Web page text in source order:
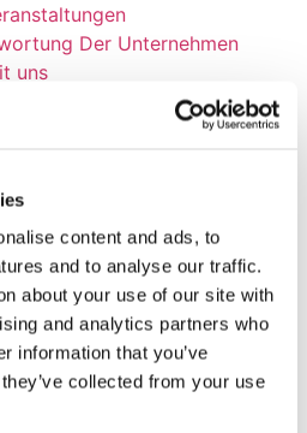
content and ads, to
and to analyse our traffic.
about your use of our site with
and analytics partners who
information that you’ve
collected from your use
Der Unternehmen
uns